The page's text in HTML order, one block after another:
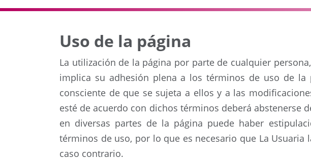
Uso de la página
La utilización de la página por parte de cualquier
implica su adhesión plena a los términos de uso de
consciente de que se sujeta a ellos y a las
esté de acuerdo con dichos términos deberá abstenerse
en diversas partes de la página puede haber
términos de uso, por lo que es necesario que La
caso contrario.